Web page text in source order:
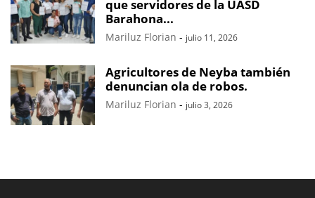
que servidores de la UASD
Barahona...
Mariluz Florian - julio 11, 2026
Agricultores de Neyba también
denuncian ola de robos.
Mariluz Florian - julio 3, 2026